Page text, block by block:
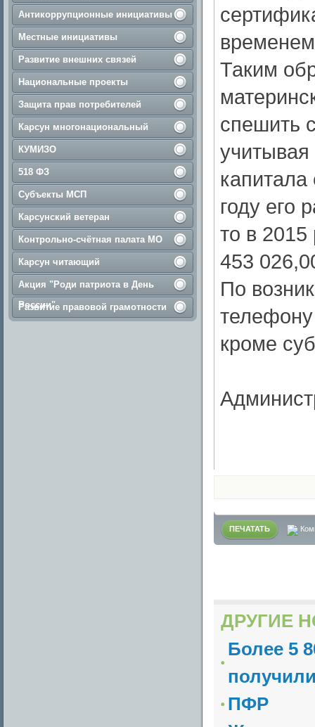
Антикоррупционные инициативы
Местные инициативы
Развитие внешних связей
Национальные проекты
Защита прав потребителей
Карсун многонациональный
КУМИЗО
518 ФЗ
Субъекты МСП
Карсунский ветеран
Контрольно-счётная палата МО
Карсун читающий
Акция "Роди патриота в День
России"
Развитие правовой грамотности
Таким
спешить
учитывая
году его
то в 2015
453
По
кроме
ПЕЧАТАТЬ
ДРУГИЕ
Более 5
ПФР